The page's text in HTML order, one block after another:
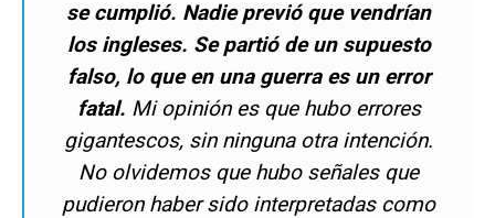
se cumplió. Nadie previó que vendrían
los ingleses. Se partió de un supuesto
falso, lo que en una guerra es un error
fatal. Mi opinión es que hubo errores
gigantescos, sin ninguna otra intención.
No olvidemos que hubo señales que
pudieron haber sido interpretadas como